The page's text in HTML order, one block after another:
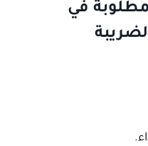
في